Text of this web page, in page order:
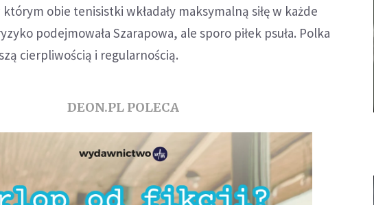
którym obie tenisistki wkładały maksymalną siłę w każde
podejmowała Szarapowa, ale sporo piłek psuła. Polka
cierpliwością i regularnością.
DEON.PL POLECA